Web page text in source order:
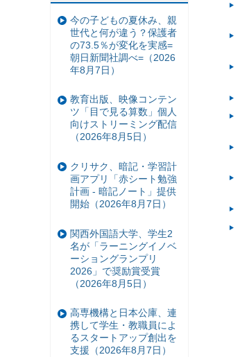
今の子どもの夏休み、親
世代と何が違う？保護者
の73.5％が変化を実感=
朝日新聞社調べ=（2026
年8月7日）
教育出版、映像コンテン
ツ「目で見る算数」個人
向けストリーミング配信
（2026年8月5日）
クリサク、暗記・学習計
画アプリ「赤シート勉強
計画 - 暗記ノート」提供
開始（2026年8月7日）
関西外国語大学、学生2
名が「ラーニングイノベ
ーショングランプリ
2026」で奨励賞受賞
（2026年8月5日）
高専機構と日本公庫、連
携して学生・教職員によ
るスタートアップ創出を
支援（2026年8月7日）